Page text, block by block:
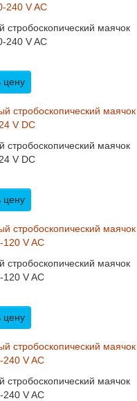
маячок
240 V AC
цену
маячок
V DC
цену
маячок
V AC
цену
маячок
V AC